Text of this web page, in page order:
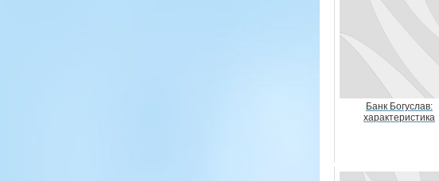
Банк Богуслав:
характеристика